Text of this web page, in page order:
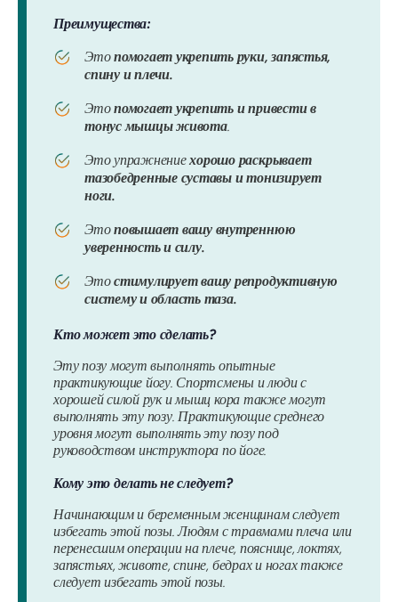
Преимущества:
Этопомогает укрепить руки, запястья,
спину и плечи.
Этопомогает укрепить и привести в
тонус мышцы живота.
Это упражнениехорошо раскрывает
тазобедренные суставы и тонизирует
ноги.
Этоповышает вашу внутреннюю
уверенность и силу.
Этостимулирует вашу репродуктивную
систему и область таза.
Кто может это сделать?
Эту позу могут выполнять опытные
практикующие йогу. Спортсмены и люди с
хорошей силой рук и мышц кора также могут
выполнять эту позу. Практикующие среднего
уровня могут выполнять эту позу под
руководством инструктора по йоге.
Кому это делать не следует?
Начинающим и беременным женщинам следует
избегать этой позы. Людям с травмами плеча или
перенесшим операции на плече, пояснице, локтях,
запястьях, животе, спине, бедрах и ногах также
следует избегать этой позы.